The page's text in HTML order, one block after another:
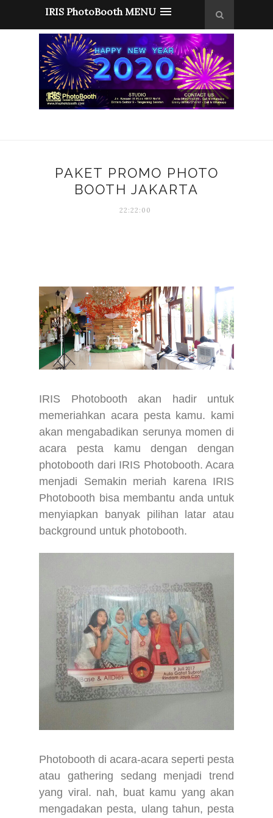
IRIS PhotoBooth MENU
PAKET PROMO PHOTO
BOOTH JAKARTA
22:22:00
IRIS Photobooth akan hadir untuk
memeriahkan acara pesta kamu. kami
akan mengabadikan serunya momen di
acara pesta kamu dengan dengan
photobooth dari IRIS Photobooth. Acara
menjadi Semakin meriah karena IRIS
Photobooth bisa membantu anda untuk
menyiapkan banyak pilihan latar atau
background untuk photobooth.
Photobooth di acara-acara seperti pesta
atau gathering sedang menjadi trend
yang viral. nah, buat kamu yang akan
mengadakan pesta, ulang tahun, pesta